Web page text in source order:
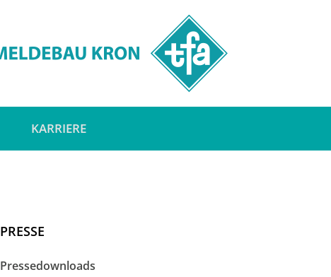
KARRIERE
PRESSE
Pressedownloads